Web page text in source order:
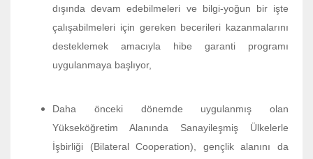
dışında devam edebilmeleri ve bilgi-yoğun bir işte
çalışabilmeleri için gereken becerileri kazanmalarını
desteklemek amacıyla hibe garanti programı
uygulanmaya başlıyor,
Daha önceki dönemde uygulanmış olan
Yükseköğretim Alanında Sanayileşmiş Ülkelerle
İşbirliği (Bilateral Cooperation), gençlik alanını da